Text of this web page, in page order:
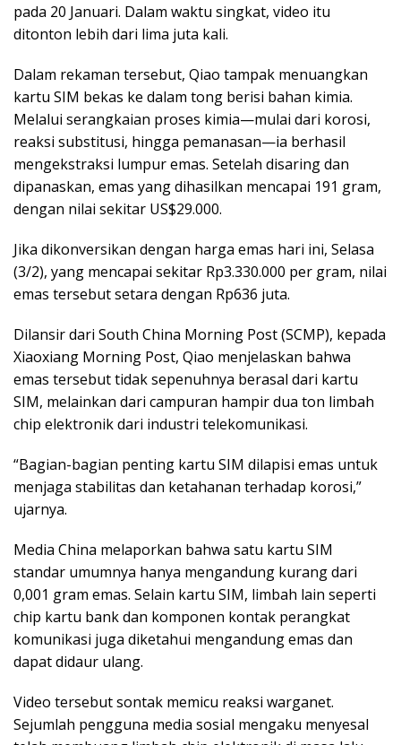
pada 20 Januari. Dalam waktu singkat, video itu
ditonton lebih dari lima juta kali.
Dalam rekaman tersebut, Qiao tampak menuangkan
kartu SIM bekas ke dalam tong berisi bahan kimia.
Melalui serangkaian proses kimia—mulai dari korosi,
reaksi substitusi, hingga pemanasan—ia berhasil
mengekstraksi lumpur emas. Setelah disaring dan
dipanaskan, emas yang dihasilkan mencapai 191 gram,
dengan nilai sekitar US$29.000.
Jika dikonversikan dengan harga emas hari ini, Selasa
(3/2), yang mencapai sekitar Rp3.330.000 per gram, nilai
emas tersebut setara dengan Rp636 juta.
Dilansir dari South China Morning Post (SCMP), kepada
Xiaoxiang Morning Post, Qiao menjelaskan bahwa
emas tersebut tidak sepenuhnya berasal dari kartu
SIM, melainkan dari campuran hampir dua ton limbah
chip elektronik dari industri telekomunikasi.
“Bagian-bagian penting kartu SIM dilapisi emas untuk
menjaga stabilitas dan ketahanan terhadap korosi,”
ujarnya.
Media China melaporkan bahwa satu kartu SIM
standar umumnya hanya mengandung kurang dari
0,001 gram emas. Selain kartu SIM, limbah lain seperti
chip kartu bank dan komponen kontak perangkat
komunikasi juga diketahui mengandung emas dan
dapat didaur ulang.
Video tersebut sontak memicu reaksi warganet.
Sejumlah pengguna media sosial mengaku menyesal